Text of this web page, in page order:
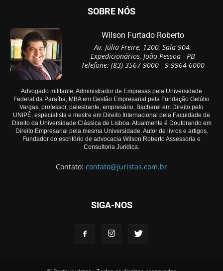
SOBRE NÓS
Wilson Furtado Roberto
Av. Júlia Freire, 1200, Sala 904,
Expedicionários, João Pessoa - PB
Telefone: (83) 3567-9000 - 9 9964-6000
Advogado militante, Administrador de Empresas pela Universidade
Federal da Paraíba, MBA em Gestão Empresarial pela Fundação Getúlio
Vargas, professor, palestrante, empresário, Bacharel em Direito pelo
UNIPÊ, especialista e mestre em Direito Internacional pela Faculdade de
Direito da Universidade Clássica de Lisboa. Atualmente é Doutorando em
Direito Empresarial pela mesma Universidade. Autor de livros e artigos.
Fundador do escritório de advocacia Wilson Roberto Assessoria e
Consultoria Jurídica.
Contato: contato@juristas.com.br
SIGA-NOS